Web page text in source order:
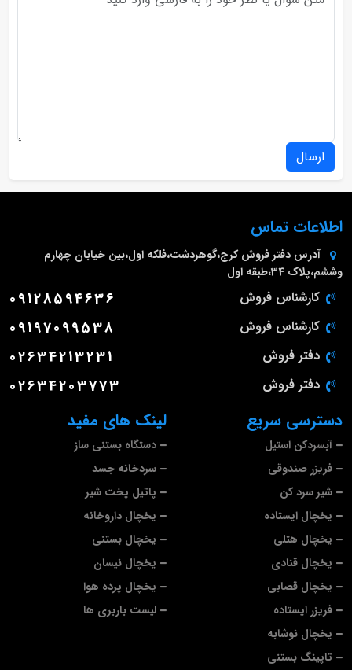
ارسال
لینک های مفید
دستگاه بستنی ساز
سردخانه جسد
پاتیل پخت شیر
یخچال داروخانه
یخچال بستنی
یخچال نیسان
یخچال پرده هوا
لیست باربری ها
دسترسی سریع
آبسردکن استیل
فریزر صندوقی
شیر سرد کن
یخچال ایستاده
یخچال هتلی
یخچال قنادی
یخچال قصابی
فریزر ایستاده
یخچال نوشابه
تاپینگ بستنی
اطلاعات تماس
آدرس دفتر فروش کرج،گوهردشت،فلکه اول،بین خیابان چهارم
وششم،پلاک 34،طبقه اول
کارشناس فروش 09128594636
کارشناس فروش 09197099538
دفتر فروش 02634213231
دفتر فروش 02634203773